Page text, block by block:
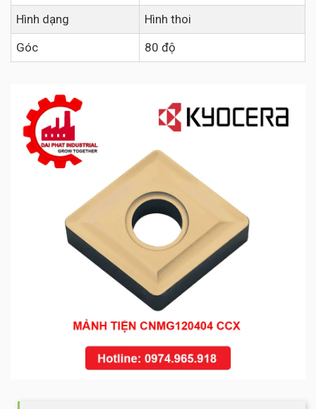
Hình dạng
Hình thoi
Góc
80 độ